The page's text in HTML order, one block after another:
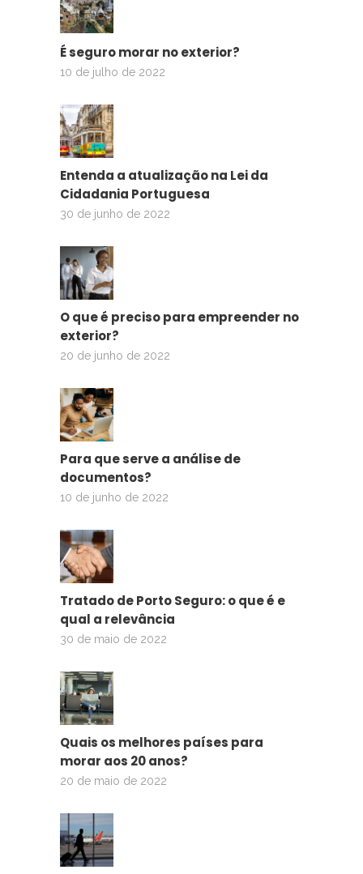
É seguro morar no exterior?
10 de julho de 2022
Entenda a atualização na Lei da
Cidadania Portuguesa
30 de junho de 2022
O que é preciso para empreender no
exterior?
20 de junho de 2022
Para que serve a análise de
documentos?
10 de junho de 2022
Tratado de Porto Seguro: o que é e
qual a relevância
30 de maio de 2022
Quais os melhores países para
morar aos 20 anos?
20 de maio de 2022